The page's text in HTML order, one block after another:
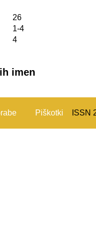
26
1-4
4
imen
Piškotki ISSN